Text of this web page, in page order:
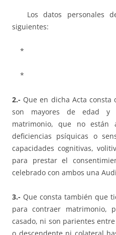
Los datos personales
siguientes:
*
*
2.- Que en dicha Acta
son mayores de edad y
matrimonio, que no están
deficiencias psíquicas o
capacidades cognitivas,
para prestar el
celebrado con ambos una
3.- Que consta también que
para contraer matrimonio,
casado, ni son parientes